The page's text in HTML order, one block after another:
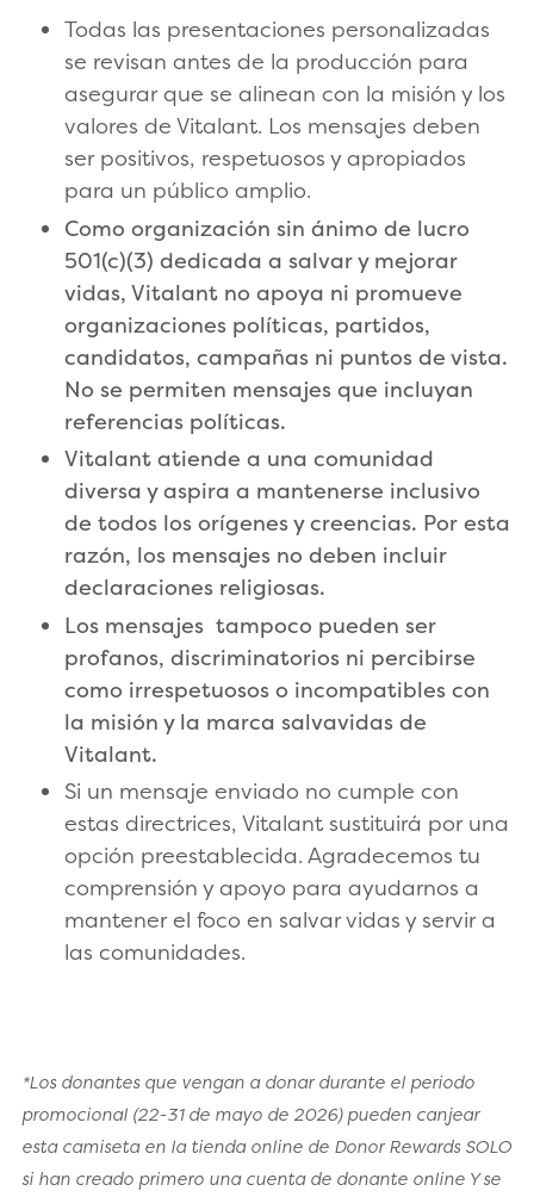
Todas las presentaciones personalizadas
se revisan antes de la producción para
asegurar que se alinean con la misión y los
valores de Vitalant. Los mensajes deben
ser positivos, respetuosos y apropiados
para un público amplio.
Como organización sin ánimo de lucro
501(c)(3) dedicada a salvar y mejorar
vidas, Vitalant no apoya ni promueve
organizaciones políticas, partidos,
candidatos, campañas ni puntos de vista.
No se permiten mensajes que incluyan
referencias políticas.
Vitalant atiende a una comunidad
diversa y aspira a mantenerse inclusivo
de todos los orígenes y creencias. Por esta
razón, los mensajes no deben incluir
declaraciones religiosas.
Los mensajes tampoco pueden ser
profanos, discriminatorios ni percibirse
como irrespetuosos o incompatibles con
la misión y la marca salvavidas de
Vitalant.
Si un mensaje enviado no cumple con
estas directrices, Vitalant sustituirá por una
opción preestablecida. Agradecemos tu
comprensión y apoyo para ayudarnos a
mantener el foco en salvar vidas y servir a
las comunidades.
*Los donantes que vengan a donar durante el periodo
promocional (22-31 de mayo de 2026) pueden canjear
esta camiseta en la tienda online de Donor Rewards SOLO
si han creado primero una cuenta de donante online Y se